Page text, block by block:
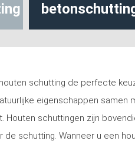
schutting de perfecte
eigenschappen samen
Houten schuttingen zijn
schutting. Wanneer u een